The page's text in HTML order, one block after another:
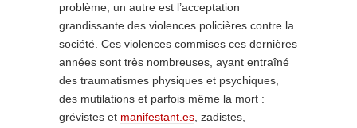
problème, un autre est l’acceptation
grandissante des violences policières contre la
société. Ces violences commises ces dernières
années sont très nombreuses, ayant entraîné
des traumatismes physiques et psychiques,
des mutilations et parfois même la mort :
grévistes et manifestant.es , zadistes,